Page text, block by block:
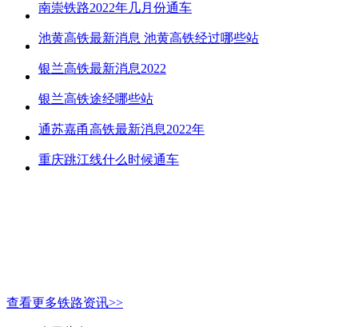
南崇铁路2022年几月份通车
池黄高铁最新消息 池黄高铁经过哪些站
银兰高铁最新消息2022
银兰高铁途经哪些站
通苏嘉甬高铁最新消息2022年
重庆跳江线什么时候通车
查看更多铁路资讯>>